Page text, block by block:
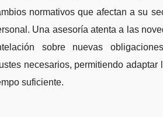
normativos que afectan a su
Una asesoría atenta a las
sobre nuevas
necesarios, permitiendo adaptar
suficiente.